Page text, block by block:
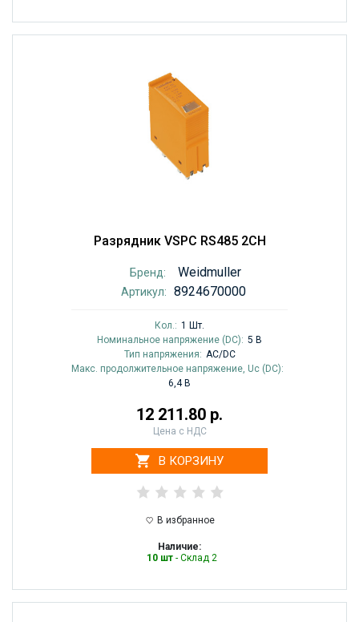
Разрядник VSPC RS485 2CH
Бренд: Weidmuller
Артикул: 8924670000
Кол.: 1 Шт.
Номинальное напряжение (DC): 5 В
Тип напряжения: AC/DC
Макс. продолжительное напряжение, Uc (DC):
6,4 В
12 211.80 р.
Цена с НДС
В КОРЗИНУ
В избранное
Наличие:
10 шт- Склад 2